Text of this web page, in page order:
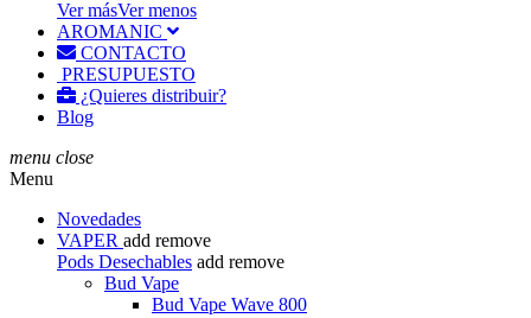
Ver másVer menos
AROMANIC
CONTACTO
PRESUPUESTO
¿Quieres distribuir?
Blog
menu close
Menu
Novedades
VAPER add remove
Pods Desechables add remove
Bud Vape
Bud Vape Wave 800